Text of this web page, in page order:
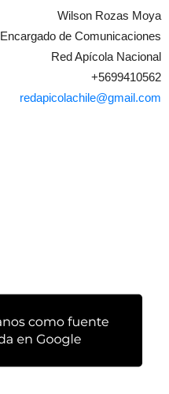
Wilson Rozas Moya
Encargado de Comunicaciones
Red Apícola Nacional
+5699410562
redapicolachile@gmail.com